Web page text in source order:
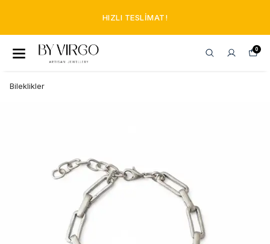
HIZLI TESLIMAT!
0
Bileklikler